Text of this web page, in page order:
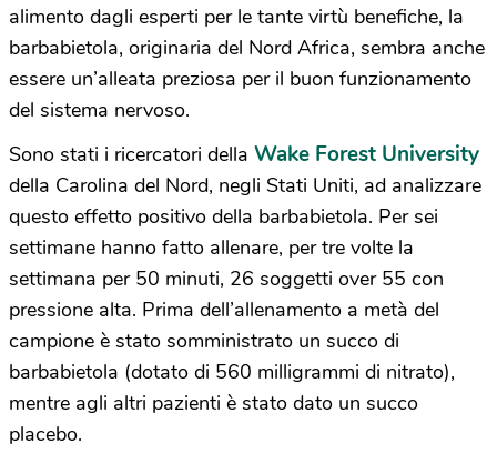
alimento dagli esperti per le tante virtù benefiche, la
barbabietola, originaria del Nord Africa, sembra anche
essere un’alleata preziosa per il buon funzionamento
del sistema nervoso.
Sono stati i ricercatori della Wake Forest University
della Carolina del Nord, negli Stati Uniti, ad analizzare
questo effetto positivo della barbabietola. Per sei
settimane hanno fatto allenare, per tre volte la
settimana per 50 minuti, 26 soggetti over 55 con
pressione alta. Prima dell’allenamento a metà del
campione è stato somministrato un succo di
barbabietola (dotato di 560 milligrammi di nitrato),
mentre agli altri pazienti è stato dato un succo
placebo.